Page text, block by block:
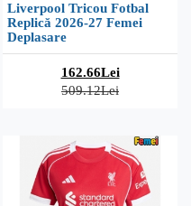
Liverpool Tricou Fotbal
Replică 2026-27 Femei
Deplasare
162.66Lei
509.12Lei